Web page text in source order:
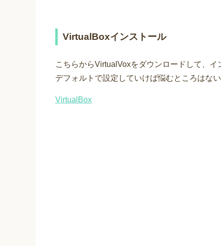
VirtualBoxインストール
こちらからVirtualVoxをダウンロードして、
デフォルトで設定していけば悩むところはな
VirtualBox